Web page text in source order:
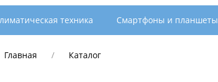
техника Смартфоны и планшеты
Главная Каталог